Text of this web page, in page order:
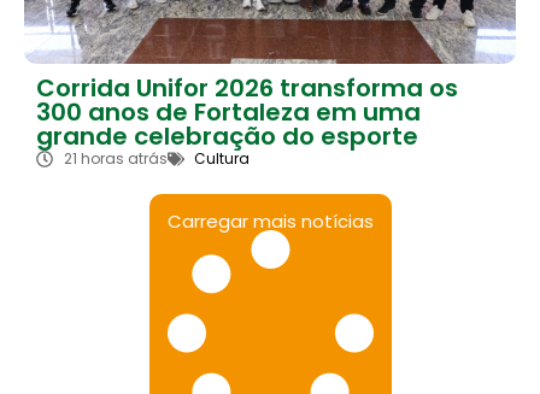
Corrida Unifor 2026 transforma os
300 anos de Fortaleza em uma
grande celebração do esporte
21 horas atrás Cultura
Carregar mais notícias